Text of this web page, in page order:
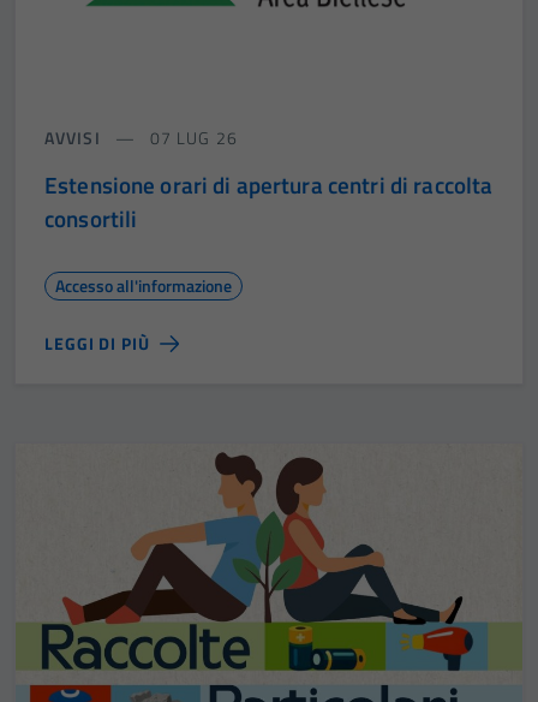
AVVISI 07 LUG 26
Estensione orari di apertura centri di raccolta
consortili
Accesso all'informazione
LEGGI DI PIÙ